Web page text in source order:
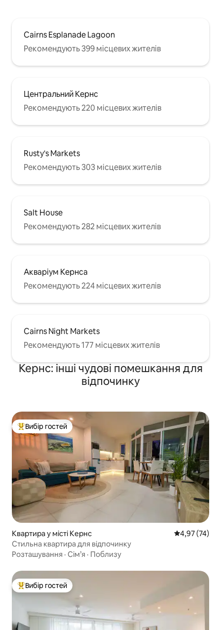
спа-центру на даху відкриваються,
мабуть, найкращі панорамні краєвиди
на місто. Ви будете в захваті на
кожному кроці від сучасної
студії. Натисніть на фотографії, щоб
переглянути більше про це
помешкання та його околиці. Я з
Cairns Esplanade Lagoon
Рекомендують 399 місцевих жителів
Центральний Кернс
Рекомендують 220 місцевих жителів
Rusty's Markets
Рекомендують 303 місцевих жителів
Salt House
Рекомендують 282 місцевих жителів
Акваріум Кернса
Рекомендують 224 місцевих жителів
Cairns Night Markets
Рекомендують 177 місцевих жителів
Кернс: інші чудові помешкання для
відпочинку
Топ вибір гостей
Вибір гостей
Квартира у місті Кернс Середня
4,97 (74)
Стильна квартира для відпочинку
Розташування · Сім’я · Поблизу
Топ вибір гостей
Вибір гостей